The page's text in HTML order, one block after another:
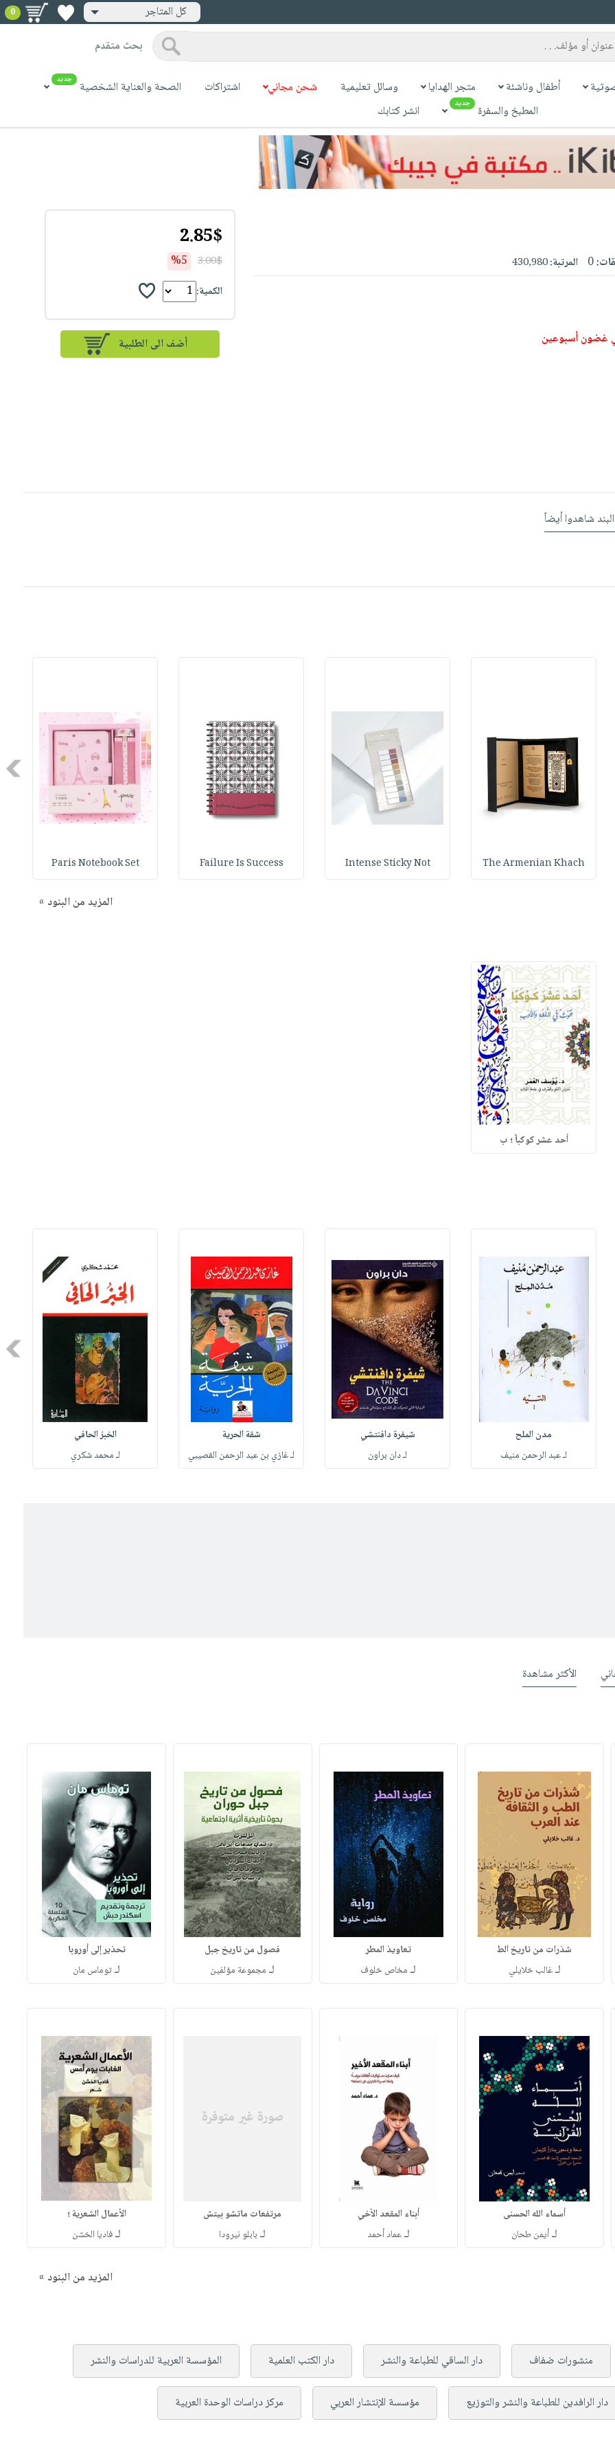
كل المتاجر 0
بحث متقدم
أطفال وناشئة متجر الهدايا وسائل تعليمية شحن مجاني اشتراكات الصحة والعناية الشخصية جديد
المطبخ والسفرة جديد انشر كتابك
0 المرتبة:430,980
غضون أسبوعين
2.85$
3.00$
%5
الكمية:
أضف الى الطلبية
شاهدوا أيضاً
The Armenian Khach
Intense Sticky Not
Failure Is Success
Paris Notebook Set
المزيد من البنود »
أحد عشر كوكباً ؛ ب
مدن الملح
لـ عبد الرحمن منيف
شيفرة دافنتشي
لـ دان براون
شقة الحرية
لـ غازي بن عبد الرحمن القصيبي
الخبز الحافي
لـ محمد شكري
الأكثر مشاهدة
شذرات من تاريخ الط
لـغالب خلايلي
تعاويذ المطر
لـ مخاص خلوف
فصول من تاريخ جبل
لـ مجموعة مؤلفين
تحذير إلى أوروبا
لـتوماس مان
أسماء الله الحسنى
لـأيمن طحان
أبناء المقعد الأخي
لـعماد أحمد
مرتفعات ماتشو بيتش
لـ بابلو نيرودا
الأعمال الشعرية ؛
لـفاديا الخشن
المزيد من البنود »
منشورات ضفاف دار الساقي للطباعة والنشر دار الكتب العلمية المؤسسة العربية للدراسات والنشر
دار الرافدين للطباعة والنشر والتوزيع مؤسسة الإنتشار العربي مركز دراسات الوحدة العربية